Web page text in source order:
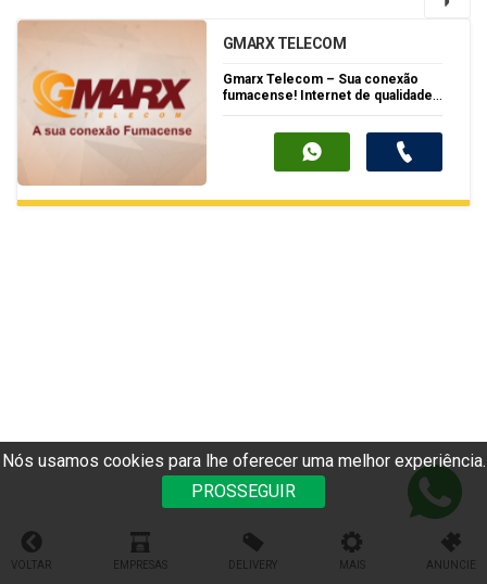
Nós usamos cookies para lhe oferecer uma melhor experiência.
PROSSEGUIR
GMARX TELECOM
Gmarx Telecom – Sua conexão
fumacense! Internet de qualidade,
com atendimento ágil e equipe
experiência de conexão.
VOLTAR EMPRESAS DELIVERY MAIS ANUNCIE